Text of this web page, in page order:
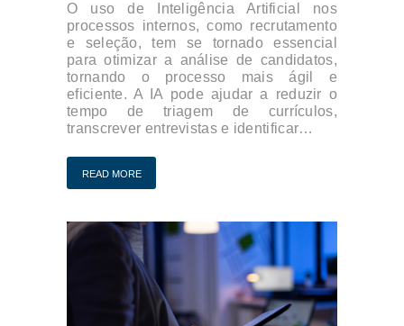
O uso de Inteligência Artificial nos
processos internos, como recrutamento
e seleção, tem se tornado essencial
para otimizar a análise de candidatos,
tornando o processo mais ágil e
eficiente. A IA pode ajudar a reduzir o
tempo de triagem de currículos,
transcrever entrevistas e identificar…
READ MORE